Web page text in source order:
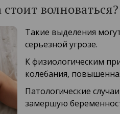
волноваться?
Такие выделения
серьезной угрозе.
К физиологическим
колебания,
Патологические
замершую